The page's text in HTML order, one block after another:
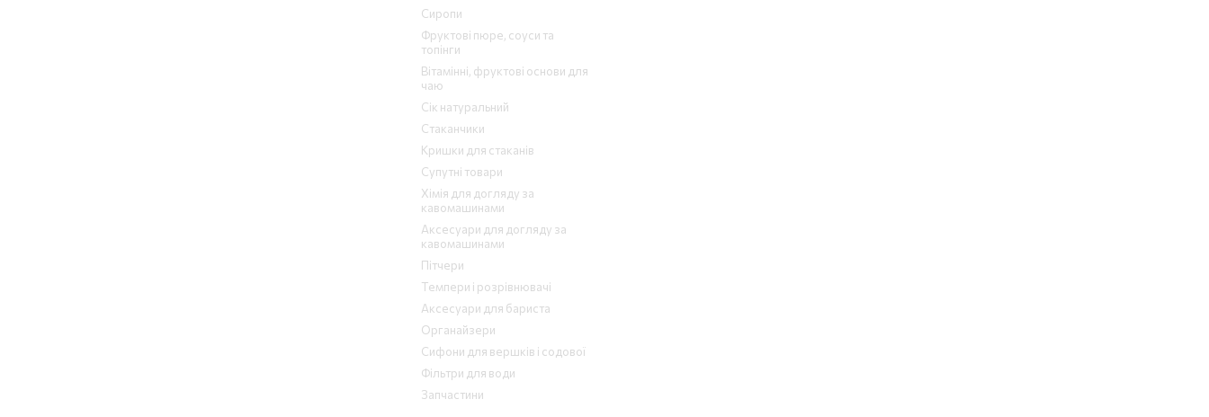
Сиропи
Фруктові пюре, соуси та
топінги
Вітамінні, фруктові основи для
чаю
Сік натуральний
Стаканчики
Кришки для стаканів
Супутні товари
Хімія для догляду за
кавомашинами
Аксесуари для догляду за
кавомашинами
Пітчери
Темпери і розрівнювачі
Аксесуари для бариста
Органайзери
Сифони для вершків і содової
Фільтри для води
Запчастини